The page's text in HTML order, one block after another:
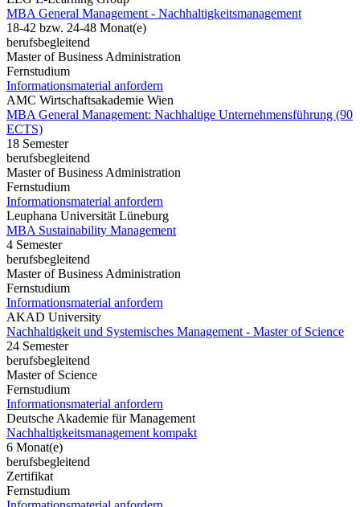
MBA General Management - Nachhaltigkeitsmanagement
18-42 bzw. 24-48 Monat(e)
berufsbegleitend
Master of Business Administration
Fernstudium
Informationsmaterial anfordern
AMC Wirtschaftsakademie Wien
MBA General Management: Nachhaltige Unternehmensführung (90
ECTS)
18 Semester
berufsbegleitend
Master of Business Administration
Fernstudium
Informationsmaterial anfordern
Leuphana Universität Lüneburg
MBA Sustainability Management
4 Semester
berufsbegleitend
Master of Business Administration
Fernstudium
Informationsmaterial anfordern
AKAD University
Nachhaltigkeit und Systemisches Management - Master of Science
24 Semester
berufsbegleitend
Master of Science
Fernstudium
Informationsmaterial anfordern
Deutsche Akademie für Management
Nachhaltigkeitsmanagement kompakt
6 Monat(e)
berufsbegleitend
Zertifikat
Fernstudium